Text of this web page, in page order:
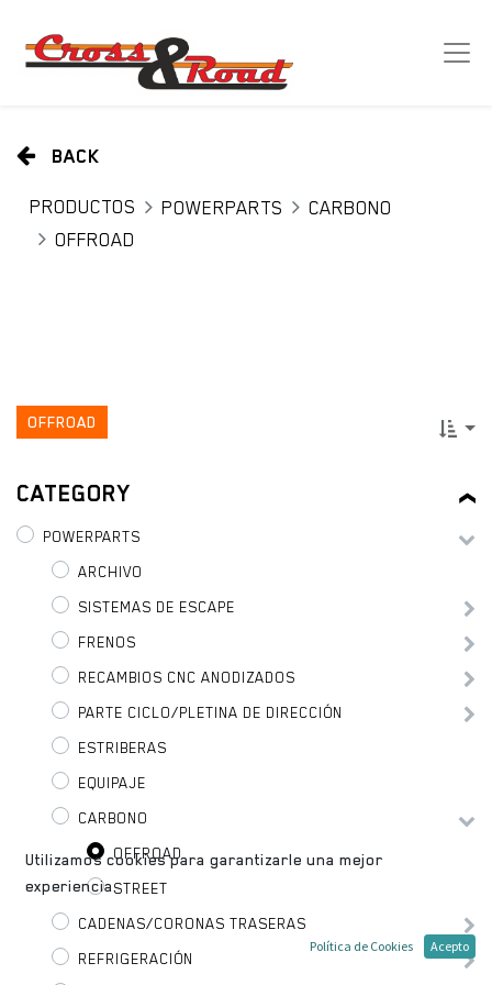
BACK
PRODUCTOS POWERPARTS
CARBONO
OFFROAD
OFFROAD
CATEGORY
POWERPARTS
ARCHIVO
SISTEMAS DE ESCAPE
FRENOS
RECAMBIOS CNC ANODIZADOS
PARTE CICLO/PLETINA DE DIRECCIÓN
ESTRIBERAS
EQUIPAJE
CARBONO
OFFROAD
STREET
CADENAS/CORONAS TRASERAS
REFRIGERACIÓN
Utilizamos cookies para garantizarle una mejor
experiencia.
Política de Cookies Acepto